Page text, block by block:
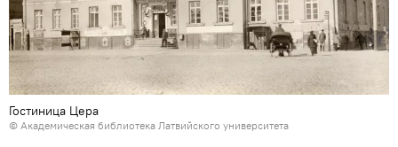
Гостиница Цера
© Академическая библиотека Латвийского университета